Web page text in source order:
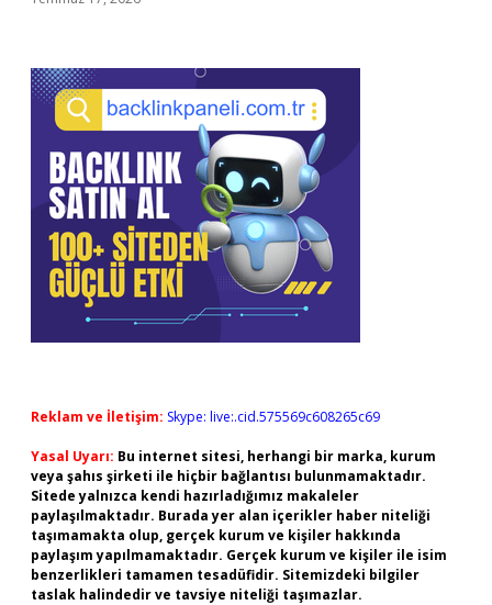
Reklam ve İletişim: Skype: live:.cid.575569c608265c69
Yasal Uyarı: Bu internet sitesi, herhangi bir marka, kurum
veya şahıs şirketi ile hiçbir bağlantısı bulunmamaktadır.
Sitede yalnızca kendi hazırladığımız makaleler
paylaşılmaktadır. Burada yer alan içerikler haber niteliği
taşımamakta olup, gerçek kurum ve kişiler hakkında
paylaşım yapılmamaktadır. Gerçek kurum ve kişiler ile isim
benzerlikleri tamamen tesadüfidir. Sitemizdeki bilgiler
taslak halindedir ve tavsiye niteliği taşımazlar.